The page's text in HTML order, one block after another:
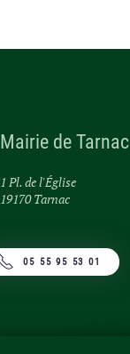
Mairie de Tarnac
1 Pl. de l'Église
19170 Tarnac
05 55 95 53 01